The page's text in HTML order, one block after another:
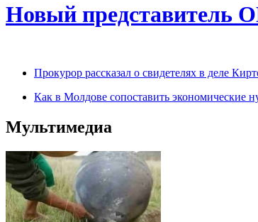
Новый представитель
Прокурор рассказал о свидетелях в деле
Как в Молдове сопоставить экономические
Мультимедиа